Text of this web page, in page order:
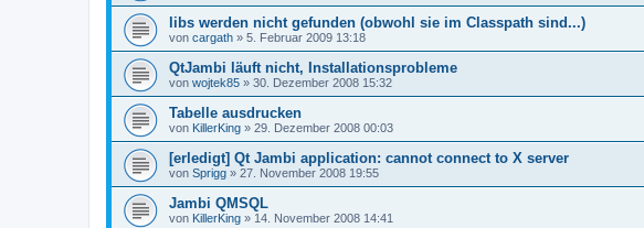
libs werden nicht gefunden (obwohl sie im Classpath sind...)
von cargath » 5. Februar 2009 13:18
QtJambi läuft nicht, Installationsprobleme
von wojtek85 » 30. Dezember 2008 15:32
Tabelle ausdrucken
von KillerKing » 29. Dezember 2008 00:03
[erledigt] Qt Jambi application: cannot connect to X server
von Sprigg » 27. November 2008 19:55
Jambi QMSQL
von KillerKing » 14. November 2008 14:41